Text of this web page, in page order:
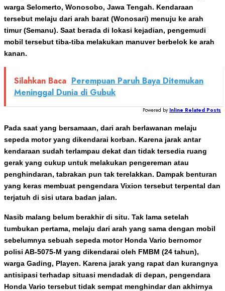
warga Selomerto, Wonosobo, Jawa Tengah. Kendaraan
tersebut melaju dari arah barat (Wonosari) menuju ke arah
timur (Semanu). Saat berada di lokasi kejadian, pengemudi
mobil tersebut tiba-tiba melakukan manuver berbelok ke arah
kanan.
Silahkan Baca Perempuan Paruh Baya Ditemukan
Meninggal Dunia di Gubuk
Powered by Inline Related Posts
Pada saat yang bersamaan, dari arah berlawanan melaju
sepeda motor yang dikendarai korban. Karena jarak antar
kendaraan sudah terlampau dekat dan tidak tersedia ruang
gerak yang cukup untuk melakukan pengereman atau
penghindaran, tabrakan pun tak terelakkan. Dampak benturan
yang keras membuat pengendara Vixion tersebut terpental dan
terjatuh di sisi utara badan jalan.
Nasib malang belum berakhir di situ. Tak lama setelah
tumbukan pertama, melaju dari arah yang sama dengan mobil
sebelumnya sebuah sepeda motor Honda Vario bernomor
polisi AB-5075-M yang dikendarai oleh FMBM (24 tahun),
warga Gading, Playen. Karena jarak yang rapat dan kurangnya
antisipasi terhadap situasi mendadak di depan, pengendara
Honda Vario tersebut tidak sempat menghindar dan akhirnya